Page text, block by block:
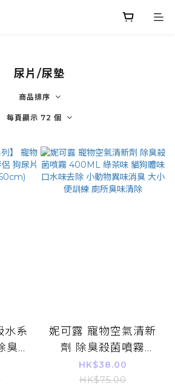
尿片/尿墊
商品排序
每頁顯示 72 個
水系
淨
尿片
妮可露 寵物空氣清新
劑 除臭殺菌噴霧
400ML 綠茶味 貓狗
體味口水味去除 小動
HK$38.00
HK$75.00